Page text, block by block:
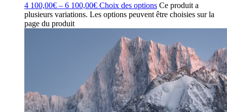
4 100,00€ – 6 100,00€ Choix des options Ce produit a
plusieurs variations. Les options peuvent être choisies sur la
page du produit